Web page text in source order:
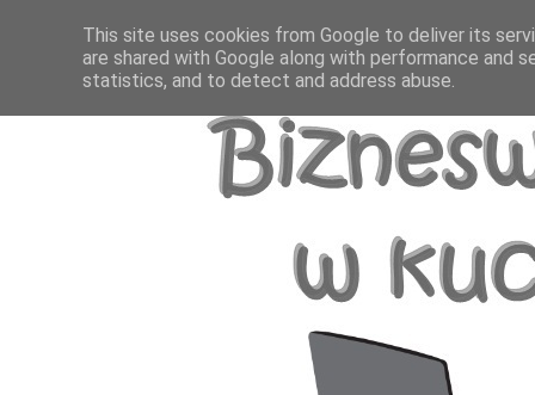
This site uses cookies from Google to deliver its
are shared with Google along with performance and
statistics, and to detect and address abuse.